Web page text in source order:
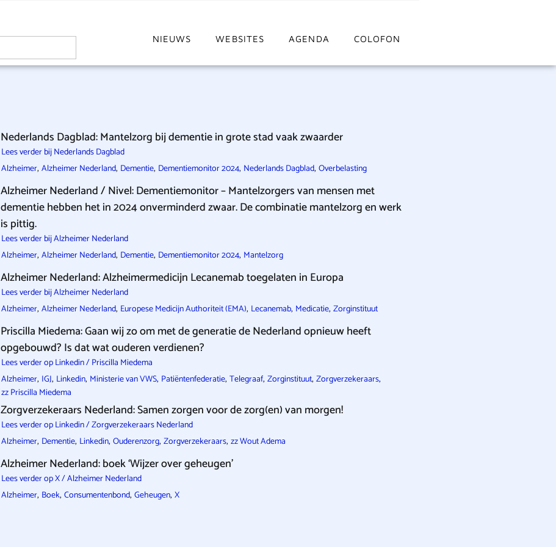
NIEUWS WEBSITES AGENDA COLOFON
Nederlands Dagblad: Mantelzorg bij dementie in grote stad vaak zwaarder
Lees verder bij Nederlands Dagblad
Alzheimer, Alzheimer Nederland, Dementie, Dementiemonitor 2024, Nederlands Dagblad, Overbelasting
Alzheimer Nederland / Nivel: Dementiemonitor – Mantelzorgers van mensen met
dementie hebben het in 2024 onverminderd zwaar. De combinatie mantelzorg en werk
is pittig.
Lees verder bij Alzheimer Nederland
Alzheimer, Alzheimer Nederland, Dementie, Dementiemonitor 2024, Mantelzorg
Alzheimer Nederland: Alzheimermedicijn Lecanemab toegelaten in Europa
Lees verder bij Alzheimer Nederland
Alzheimer, Alzheimer Nederland, Europese Medicijn Authoriteit (EMA), Lecanemab, Medicatie, Zorginstituut
Priscilla Miedema: Gaan wij zo om met de generatie de Nederland opnieuw heeft
opgebouwd? Is dat wat ouderen verdienen?
Lees verder op Linkedin / Priscilla Miedema
Alzheimer, IGJ, Linkedin, Ministerie van VWS, Patiëntenfederatie, Telegraaf, Zorginstituut, Zorgverzekeraars,
zz Priscilla Miedema
Zorgverzekeraars Nederland: Samen zorgen voor de zorg(en) van morgen!
Lees verder op Linkedin / Zorgverzekeraars Nederland
Alzheimer, Dementie, Linkedin, Ouderenzorg, Zorgverzekeraars, zz Wout Adema
Alzheimer Nederland: boek ‘Wijzer over geheugen’
Lees verder op X / Alzheimer Nederland
Alzheimer, Boek, Consumentenbond, Geheugen, X